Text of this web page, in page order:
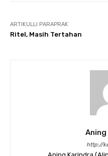
ARTIKULLI PARAPRAK
Ritel, Masih Tertahan
http://